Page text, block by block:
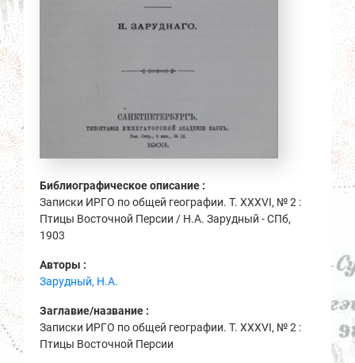
Библиографическое описание :
Записки ИРГО по общей географии. Т. XXXVI, № 2 :
Птицы Восточной Персии / Н.А. Зарудный - СПб,
1903
Авторы :
Зарудный, Н.А.
Заглавие/название :
Записки ИРГО по общей географии. Т. XXXVI, № 2 :
Птицы Восточной Персии